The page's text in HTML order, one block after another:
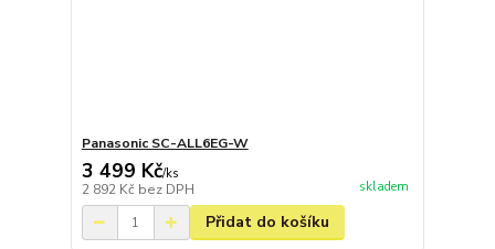
Panasonic SC-ALL6EG-W
3 499 Kč/ks
2 892 Kč bez DPH skladem
Přidat do košíku